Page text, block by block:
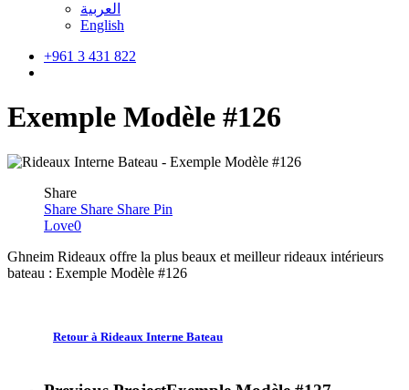
العربية
English
+961 3 431 822
Exemple Modèle #126
Share
Share Share Share Pin
Love0
Ghneim Rideaux offre la plus beaux et meilleur rideaux intérieurs
bateau : Exemple Modèle #126
Retour à Rideaux Interne Bateau